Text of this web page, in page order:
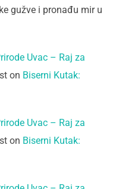
gužve i pronađu mir u
Uvac – Raj za
on Biserni Kutak:
Uvac – Raj za
on Biserni Kutak: